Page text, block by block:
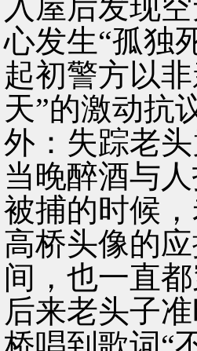
入屋后发现
心发生“孤独
起初警方以
天”的激动抗
外：失踪老
当晚醉酒与
被捕的时候
高桥头像的
间，也一直都
后来老头子